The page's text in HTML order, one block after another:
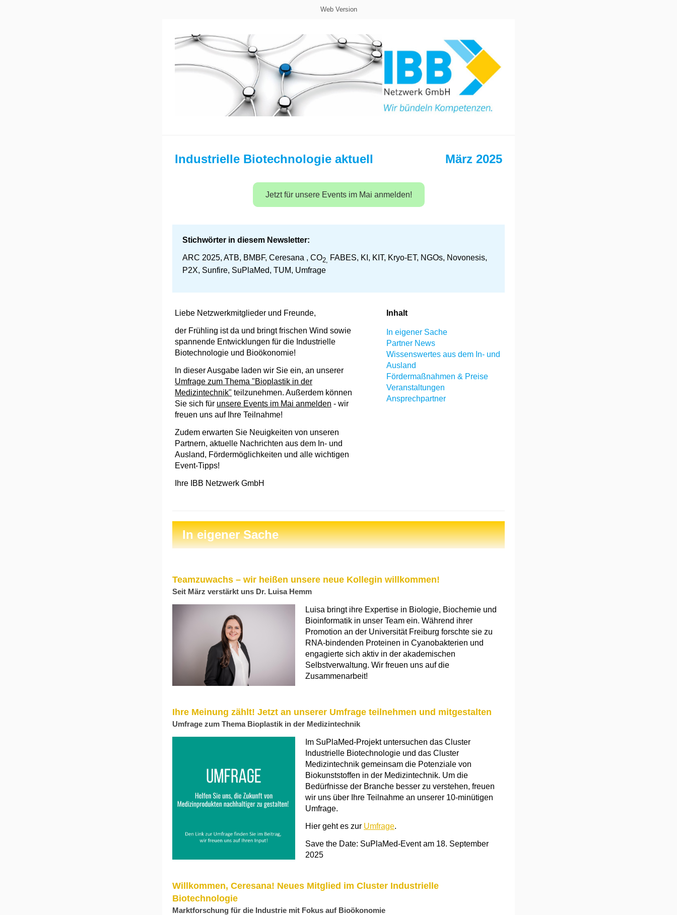
Web Version
Industrielle Biotechnologie aktuell März 2025
Jetzt für unsere Events im Mai anmelden!
Stichwörter in diesem Newsletter:
ARC 2025, ATB, BMBF, Ceresana , CO2, FABES, KI, KIT, Kryo-ET, NGOs, Novonesis,
P2X, Sunfire, SuPlaMed, TUM, Umfrage
Liebe Netzwerkmitglieder und Freunde,
der Frühling ist da und bringt frischen Wind sowie
spannende Entwicklungen für die Industrielle
Biotechnologie und Bioökonomie!
In dieser Ausgabe laden wir Sie ein, an unserer
Umfrage zum Thema "Bioplastik in der
Medizintechnik" teilzunehmen. Außerdem können
Sie sich für unsere Events im Mai anmelden - wir
freuen uns auf Ihre Teilnahme!
Zudem erwarten Sie Neuigkeiten von unseren
Partnern, aktuelle Nachrichten aus dem In- und
Ausland, Fördermöglichkeiten und alle wichtigen
Event-Tipps!
Ihre IBB Netzwerk GmbH
Inhalt
In eigener Sache
Partner News
Wissenswertes aus dem In- und
Ausland
Fördermaßnahmen & Preise
Veranstaltungen
Ansprechpartner
In eigener Sache
Teamzuwachs – wir heißen unsere neue Kollegin willkommen!
Seit März verstärkt uns Dr. Luisa Hemm
Luisa bringt ihre Expertise in Biologie, Biochemie und
Bioinformatik in unser Team ein. Während ihrer
Promotion an der Universität Freiburg forschte sie zu
RNA-bindenden Proteinen in Cyanobakterien und
engagierte sich aktiv in der akademischen
Selbstverwaltung. Wir freuen uns auf die
Zusammenarbeit!
Ihre Meinung zählt! Jetzt an unserer Umfrage teilnehmen und mitgestalten
Umfrage zum Thema Bioplastik in der Medizintechnik
Im SuPlaMed-Projekt untersuchen das Cluster
Industrielle Biotechnologie und das Cluster
Medizintechnik gemeinsam die Potenziale von
Biokunststoffen in der Medizintechnik. Um die
Bedürfnisse der Branche besser zu verstehen, freuen
wir uns über Ihre Teilnahme an unserer 10-minütigen
Umfrage.
Hier geht es zur Umfrage.
Save the Date: SuPlaMed-Event am 18. September
2025
Willkommen, Ceresana! Neues Mitglied im Cluster Industrielle
Biotechnologie
Marktforschung für die Industrie mit Fokus auf Bioökonomie